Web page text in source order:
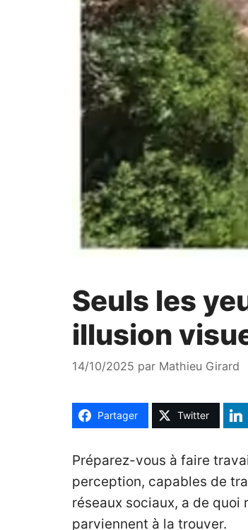
Seuls les
illusion
14/10/2025 par Mathieu Girard
Partager Twitter
Préparez-vous à faire
perception, capables de
réseaux sociaux, a de quoi
parviennent à la trouver.